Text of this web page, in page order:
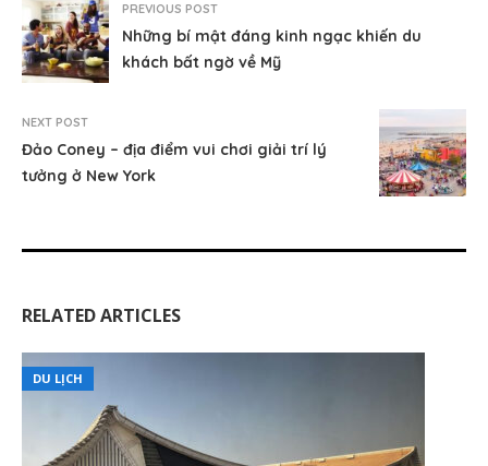
PREVIOUS POST
Những bí mật đáng kinh ngạc khiến du
khách bất ngờ về Mỹ
NEXT POST
Đảo Coney – địa điểm vui chơi giải trí lý
tưởng ở New York
RELATED ARTICLES
DU LỊCH